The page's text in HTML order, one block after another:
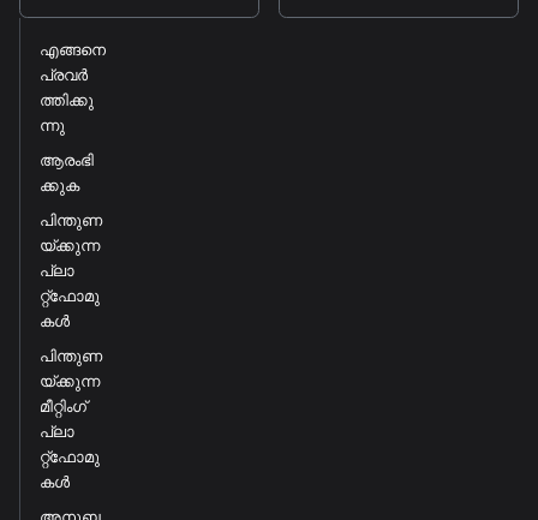
എങ്ങനെ
പ്രവർ
ത്തിക്കു
ന്നു
ആരംഭി
ക്കുക
പിന്തുണ
യ്ക്കുന്ന
പ്ലാ
റ്റ്ഫോമു
കൾ
പിന്തുണ
യ്ക്കുന്ന
മീറ്റിംഗ്
പ്ലാ
റ്റ്ഫോമു
കൾ